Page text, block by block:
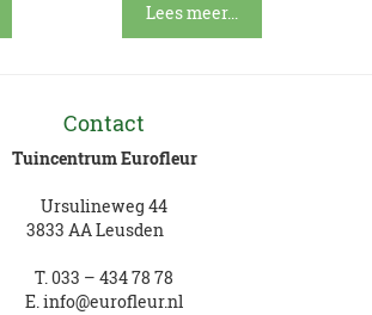
Lees meer...
Contact
Tuincentrum Eurofleur
Ursulineweg 44
3833 AA Leusden
T.033 – 434 78 78
E.info@eurofleur.nl